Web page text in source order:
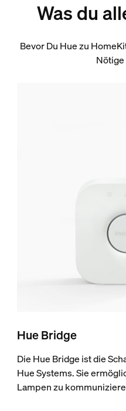
Was du
Bevor Du Hue zu
Nötige
Hue Bridge
Die Hue Bridge ist die
Hue Systems. Sie
Lampen zu